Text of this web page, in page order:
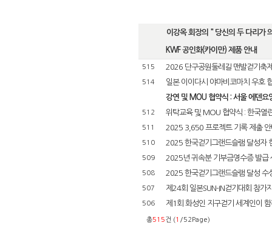
이강옥 회장의 " 당신의 두 다리가
KWF 공인화(카이만) 제품 안내
515 2026 단구공원둘레길 맨발걷기축
514
일본 이이다시 야마비코마치 우호
강연 및 MOU 협약식 : 서울 에덴요
512 위탁교육 및 MOU 협약식 : 한국열
511 2025 3,650 프로젝트 기록 제출 안
510 2025 한국걷기그랜드슬램 달성자
509 2025년 귀속분 기부금영수증 발급
508 2025 한국걷기그랜드슬램 달성 수
507 제24회 일본SUN-IN걷기대회 참가
506 제1회 화성인 지구걷기 세계인이
총515건 (1 /52Page)